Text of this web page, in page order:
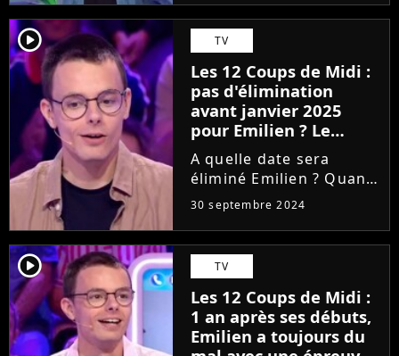
se faire éliminer avant ?
A cause d'une boulette
de TF1, on a déjà le
droit à un premier...
player2 TV
Les 12 Coups de Midi :
pas d'élimination
avant janvier 2025
pour Emilien ? Le
candidat se confie,
"C'est complètement
dingue"
A quelle date sera
éliminé Emilien ? Quand
sera diffusé le départ
du champion des 12
Coups de midi ? Inutile
de harceler Google avec
ces questions, la
réponse est encore
inconnue....
30 septembre 2024
player2 TV
Les 12 Coups de Midi :
1 an après ses débuts,
Emilien a toujours du